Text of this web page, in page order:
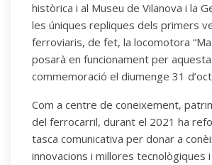
històrica i al Museu de Vilanova i la
les úniques repliques dels primers
ferroviaris, de fet, la locomotora
posarà en funcionament per aquesta
commemoració el diumenge 31
Com a centre de coneixement,
del ferrocarril, durant el 2021 ha
tasca comunicativa per donar a
innovacions i millores tecnològiques